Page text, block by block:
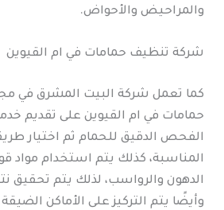
والمراحيض والأحواض.
شركة تنظيف حمامات في ام القيوين
كما تعمل شركة البيت المشرق في
حمامات في ام القيوين على تقديم
الفحص الدقيق للحمام ثم اختيار
المناسبة، كذلك يتم استخدام مواد
الدهون والرواسب، لذلك يتم تحقيق
وأيضًا يتم التركيز على الأماكن